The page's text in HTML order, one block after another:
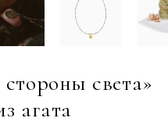
света»
агата